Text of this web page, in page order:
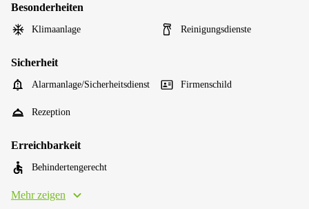
Besonderheiten
Klimaanlage Reinigungsdienste
Sicherheit
Alarmanlage/Sicherheitsdienst Firmenschild
Rezeption
Erreichbarkeit
Behindertengerecht
Mehr zeigen